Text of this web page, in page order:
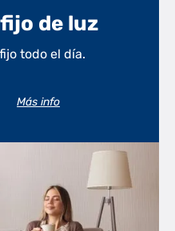
de luz
todo el día.
Más info